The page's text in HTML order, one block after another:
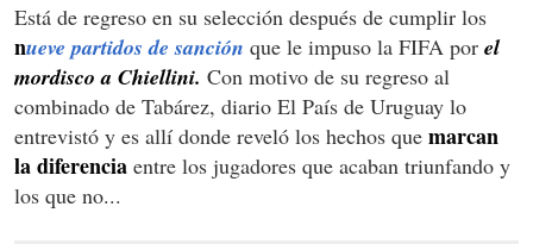
Está de regreso en su selección después de cumplir los
nueve partidos de sanción que le impuso la FIFA por el
mordisco a Chiellini. Con motivo de su regreso al
combinado de Tabárez, diario El País de Uruguay lo
entrevistó y es allí donde reveló los hechos que marcan
la diferencia entre los jugadores que acaban triunfando y
los que no...